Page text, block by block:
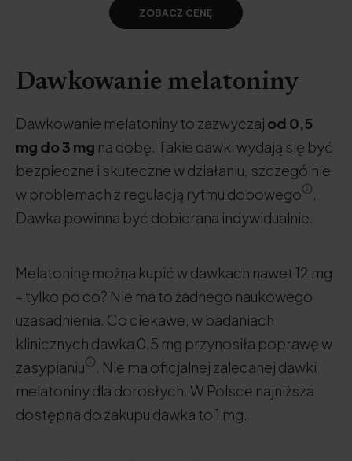
ZOBACZ CENĘ
Dawkowanie melatoniny
Dawkowanie melatoniny to zazwyczaj od 0,5
mg do 3 mg na dobę. Takie dawki wydają się być
bezpieczne i skuteczne w działaniu, szczególnie
w problemach z regulacją rytmu dobowego
.
Dawka powinna być dobierana indywidualnie.
Melatoninę można kupić w dawkach nawet 12 mg
– tylko po co? Nie ma to żadnego naukowego
uzasadnienia. Co ciekawe, w badaniach
klinicznych dawka 0,5 mg przynosiła poprawę w
zasypianiu
. Nie ma oficjalnej zalecanej dawki
melatoniny dla dorosłych. W Polsce najniższa
dostępna do zakupu dawka to 1 mg.